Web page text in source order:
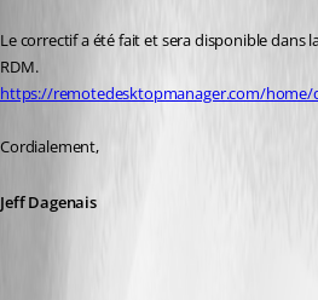
Le correctif a été fait et sera disponible dans
RDM.
https://remotedesktopmanager.com/home/
Cordialement,
Jeff Dagenais